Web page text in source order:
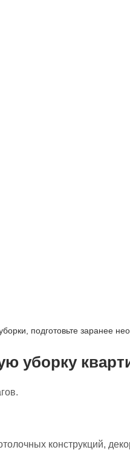
подготовьте заранее
уборку
конструкций,